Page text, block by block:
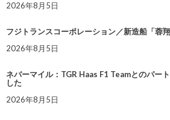
2026年8月5日
フジトランスコーポレーション／新造船「蓉
2026年8月5日
ネバーマイル：TGR Haas F1 Teamとのパー
した
2026年8月5日